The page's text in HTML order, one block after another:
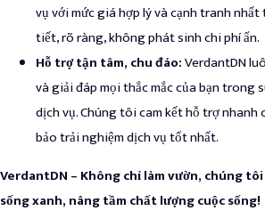
vụ với mức giá hợp lý và cạnh tranh
tiết, rõ ràng, không phát sinh chi phí ẩn.
Hỗ trợ tận tâm, chu đáo:VerdantDN
và giải đáp mọi thắc mắc của bạn trong
dịch vụ. Chúng tôi cam kết hỗ trợ nhanh
bảo trải nghiệm dịch vụ tốt nhất.
VerdantDN – Không chỉ làm vườn, chúng
sống xanh, nâng tầm chất lượng cuộc sống!